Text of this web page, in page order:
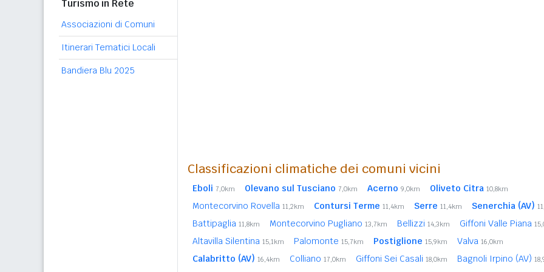
Turismo in Rete
Associazioni di Comuni
Itinerari Tematici Locali
Bandiera Blu 2025
Classificazioni climatiche dei comuni vicini
Eboli 7,0km Olevano sul Tusciano 7,0km Acerno 9,0km Oliveto Citra 10,8km
Montecorvino Rovella 11,2km Contursi Terme 11,4km Serre 11,4km Senerchia (AV)
Battipaglia 11,8km Montecorvino Pugliano 13,7km Bellizzi 14,3km Giffoni Valle Piana
Altavilla Silentina 15,1km Palomonte 15,7km Postiglione 15,9km Valva 16,0km
Calabritto (AV) 16,4km Colliano 17,0km Giffoni Sei Casali 18,0km Bagnoli Irpino (AV)